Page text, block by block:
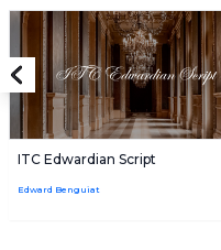
ITC Edwardian Script
Edward Benguiat